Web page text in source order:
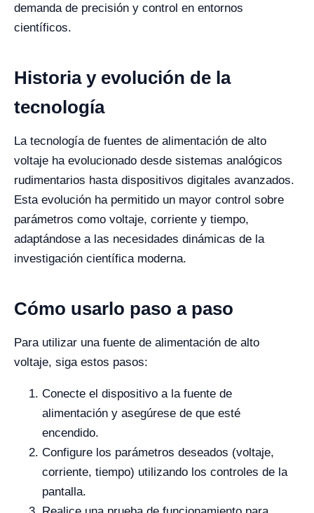
demanda de precisión y control en entornos
científicos.
Historia y evolución de la
tecnología
La tecnología de fuentes de alimentación de alto
voltaje ha evolucionado desde sistemas analógicos
rudimentarios hasta dispositivos digitales avanzados.
Esta evolución ha permitido un mayor control sobre
parámetros como voltaje, corriente y tiempo,
adaptándose a las necesidades dinámicas de la
investigación científica moderna.
Cómo usarlo paso a paso
Para utilizar una fuente de alimentación de alto
voltaje, siga estos pasos:
Conecte el dispositivo a la fuente de
alimentación y asegúrese de que esté
encendido.
Configure los parámetros deseados (voltaje,
corriente, tiempo) utilizando los controles de la
pantalla.